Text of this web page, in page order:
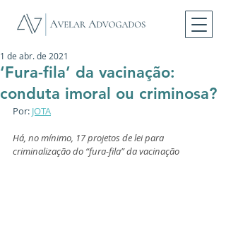
‘Fura-fila’ da vacinação:
conduta imoral ou criminosa?
1 de abr. de 2021
Por: JOTA
Há, no mínimo, 17 projetos de lei para
criminalização do “fura-fila” da vacinação